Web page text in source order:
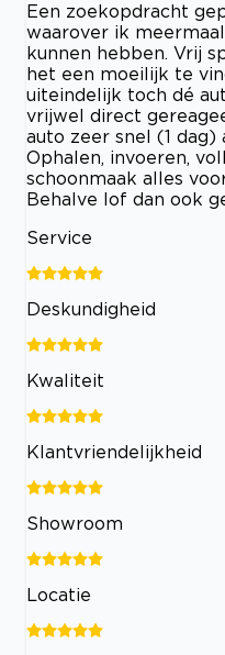
Een zoekopdracht
waarover ik
kunnen hebben. Vrij
het een moeilijk te
uiteindelijk toch dé
vrijwel direct
auto zeer snel (1 dag)
Ophalen, invoeren,
schoonmaak alles
Behalve lof dan ook
Service
Deskundigheid
Kwaliteit
Klantvriendelijkheid
Showroom
Locatie